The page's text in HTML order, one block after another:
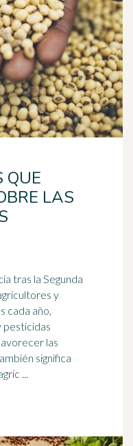
QUE
LAS
tras la Segunda
y
cada año,
pesticidas
significa
...